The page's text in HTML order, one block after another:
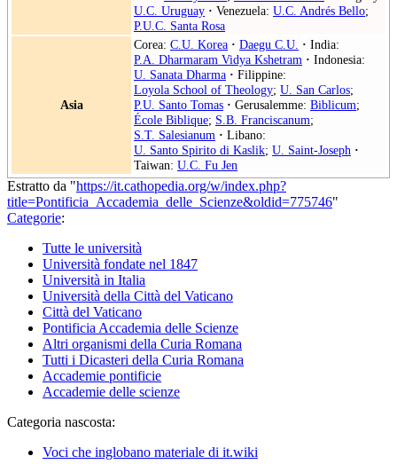
U.C. Uruguay · Venezuela: U.C. Andrés Bello;
P.U.C. Santa Rosa
Asia
Corea: C.U. Korea · Daegu C.U. · India:
P.A. Dharmaram Vidya Kshetram · Indonesia:
U. Sanata Dharma · Filippine:
Loyola School of Theology; U. San Carlos;
P.U. Santo Tomas · Gerusalemme: Biblicum;
École Biblique; S.B. Franciscanum;
S.T. Salesianum · Libano:
U. Santo Spirito di Kaslik; U. Saint-Joseph ·
Taiwan: U.C. Fu Jen
Estratto da "https://it.cathopedia.org/w/index.php?
title=Pontificia_Accademia_delle_Scienze&oldid=775746"
Categorie:
Tutte le università
Università fondate nel 1847
Università in Italia
Università della Città del Vaticano
Città del Vaticano
Pontificia Accademia delle Scienze
Altri organismi della Curia Romana
Tutti i Dicasteri della Curia Romana
Accademie pontificie
Accademie delle scienze
Categoria nascosta:
Voci che inglobano materiale di it.wiki